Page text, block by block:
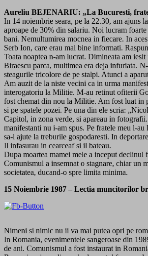
Aureliu BEJENARIU: „La Bucuresti,
In 14 noiembrie seara, pe la 22.30, am ajuns
aproape de 30% din salariu. Noi lucram
bani. Nemultumirea mocnea in fiecare. In
Serb Ion, care erau mai bine informati.
Toata noaptea n-am lucrat. Dimineata am
Biraescu parca, multimea era deja infuriata.
steagurile tricolore de pe stalpi. Atunci a
Am auzit de la niste vecini ca in urma
interogatoriu la Militie. M-au retinut ofiterii
fost chemat din nou la Militie. Am fost luat in
si pe spatele pozei. Pe una din ele scria:
Capitol, in zona verde, si apareau in
manifestanti nu i-am spus. Pe fratele meu l-
sa-l ajute la treburile gospodaresti. In
Il infasurau in cearceaf si il bateau.
Dupa moartea mamei mele a inceput
Comunismul a insemnat o stagnare, chiar un
societatea, ducand-o spre limita minima.
15 Noiembrie 1987 – Lectia muncitorilor
Nimeni si nimic nu ii va mai putea opri pe
In Romania, evenimentele sangeroase din
de ani. Comunismul a fost instaurat in